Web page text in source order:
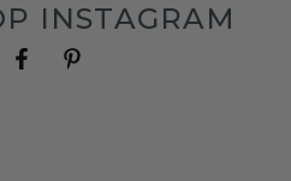
INSTAGRAM